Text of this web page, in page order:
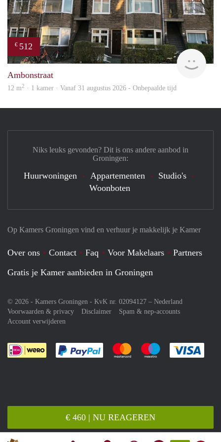
€ 460 | NU REAGEREN
€ 512
Ambonstraat
12 m2 · 1 kamer · Vanaf 31 augustus 2026 - Onbepaalde tijd
Op Kamers Groningen vind en verhuur je makkelijk je Kamer
Over ons Contact Faq Voor Makelaars
Partners
Gratis je Kamer aanbieden in Groningen
© 2026 - Kamers Groningen - KvK nr. 02094127 – Nederland
Voorwaarden & privacy
Disclaimer
Spam & nep-accounts
Account verwijderen
Je rekent gemakkelijk af met Paypal
Je rekent gemakkelijk af met
Je rekent
Niks leuks gevonden? Dit is ons andere aanbod in
Groningen:
Huurwoningen Appartementen
Studio's
Woonboten